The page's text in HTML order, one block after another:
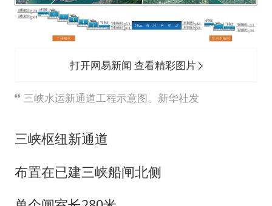
打开网易新闻 查看精彩图片
三峡水运新通道工程示意图。新华社发
三峡枢纽新通道
布置在已建三峡船闸北侧